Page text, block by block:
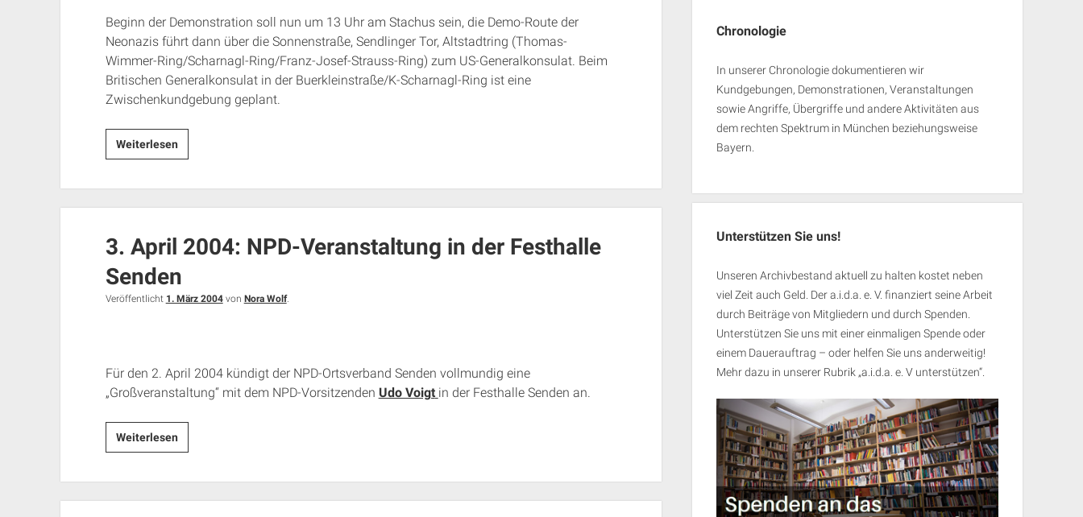
Beginn der Demonstration soll nun um 13 Uhr am Stachus sein, die Demo-Route der
Neonazis führt dann über die Sonnenstraße, Sendlinger Tor, Altstadtring (Thomas-
Wimmer-Ring/Scharnagl-Ring/Franz-Josef-Strauss-Ring) zum US-Generalkonsulat. Beim
Britischen Generalkonsulat in der Buerkleinstraße/K-Scharnagl-Ring ist eine
Zwischenkundgebung geplant.
WeiterlesenNeonazi-
Demo
München:
Neue
Demo-
Route
3. April 2004: NPD-Veranstaltung in der Festhalle
Senden
Veröffentlicht 1. März 2004von Nora Wolf.
Für den 2. April 2004 kündigt der NPD-Ortsverband Senden vollmundig eine
„Großveranstaltung“ mit dem NPD-Vorsitzenden Udo Voigt in der Festhalle Senden an.
Weiterlesen3.
April
Chronologie
In unserer Chronologie dokumentieren wir
Kundgebungen, Demonstrationen, Veranstaltungen
sowie Angriffe, Übergriffe und andere Aktivitäten aus
dem rechten Spektrum in München beziehungsweise
Bayern.
Unterstützen Sie uns!
Unseren Archivbestand aktuell zu halten kostet neben
viel Zeit auch Geld. Der a.i.d.a. e. V. finanziert seine Arbeit
durch Beiträge von Mitgliedern und durch Spenden.
Unterstützen Sie uns mit einer einmaligen Spende oder
einem Dauerauftrag – oder helfen Sie uns anderweitig!
Mehr dazu in unserer Rubrik „a.i.d.a. e. V unterstützen“.